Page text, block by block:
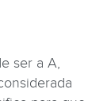
ser a A,